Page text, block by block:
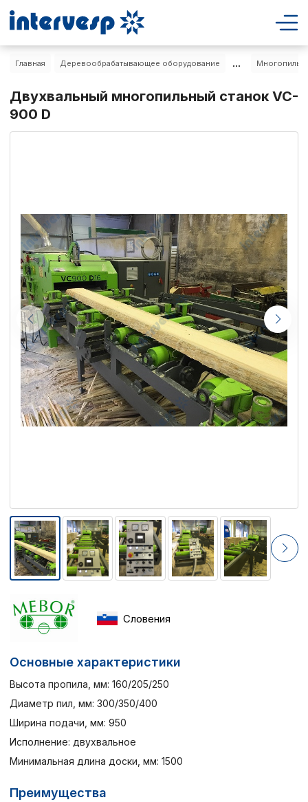
Главная Деревообрабатывающее оборудование ...
Двухвальный многопильный станок VC-
900 D
Словения
Основные характеристики
Высота пропила, мм: 160/205/250
Диаметр пил, мм: 300/350/400
Ширина подачи, мм: 950
Исполнение: двухвальное
Минимальная длина доски, мм: 1500
Преимущества